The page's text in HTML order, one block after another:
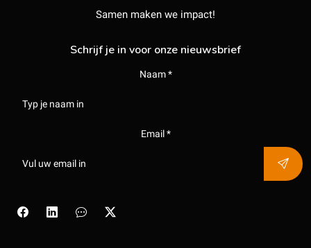
Samen maken we impact!
Schrijf je in voor onze nieuwsbrief
Naam *
Email *